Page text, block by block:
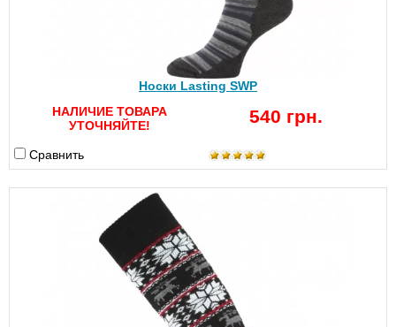
Носки Lasting SWP
НАЛИЧИЕ ТОВАРА
УТОЧНЯЙТЕ!
540 грн.
Сравнить